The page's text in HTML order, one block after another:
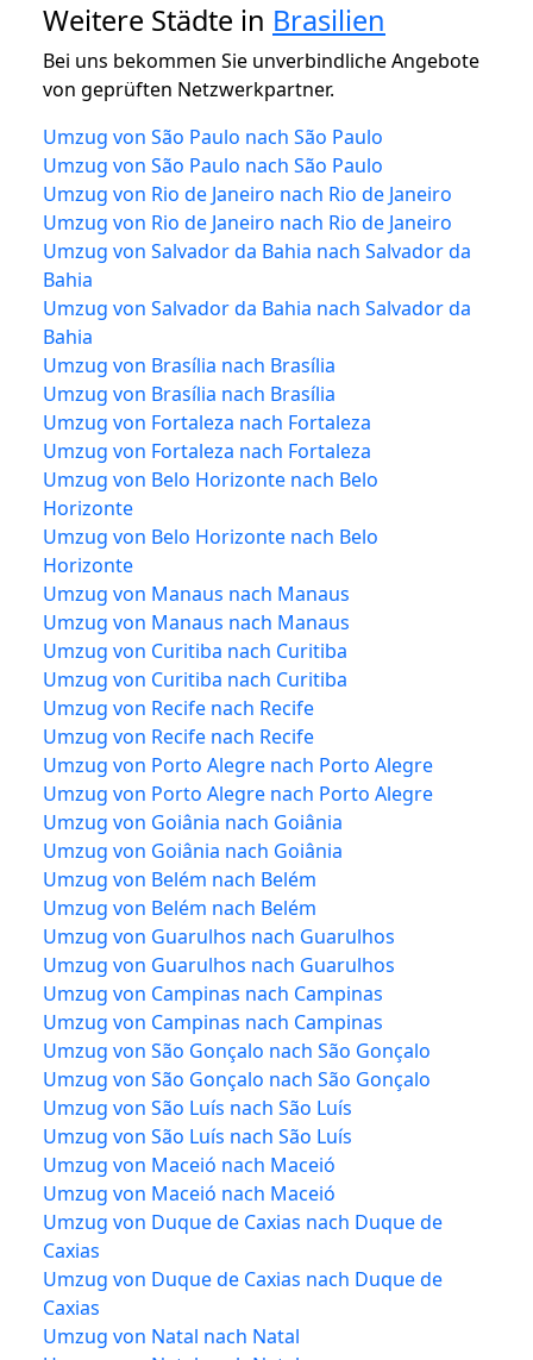
Weitere Städte in Brasilien
Bei uns bekommen Sie unverbindliche Angebote
von geprüften Netzwerkpartner.
Umzug von São Paulo nach São Paulo
Umzug von São Paulo nach São Paulo
Umzug von Rio de Janeiro nach Rio de Janeiro
Umzug von Rio de Janeiro nach Rio de Janeiro
Umzug von Salvador da Bahia nach Salvador da
Bahia
Umzug von Salvador da Bahia nach Salvador da
Bahia
Umzug von Brasília nach Brasília
Umzug von Brasília nach Brasília
Umzug von Fortaleza nach Fortaleza
Umzug von Fortaleza nach Fortaleza
Umzug von Belo Horizonte nach Belo
Horizonte
Umzug von Belo Horizonte nach Belo
Horizonte
Umzug von Manaus nach Manaus
Umzug von Manaus nach Manaus
Umzug von Curitiba nach Curitiba
Umzug von Curitiba nach Curitiba
Umzug von Recife nach Recife
Umzug von Recife nach Recife
Umzug von Porto Alegre nach Porto Alegre
Umzug von Porto Alegre nach Porto Alegre
Umzug von Goiânia nach Goiânia
Umzug von Goiânia nach Goiânia
Umzug von Belém nach Belém
Umzug von Belém nach Belém
Umzug von Guarulhos nach Guarulhos
Umzug von Guarulhos nach Guarulhos
Umzug von Campinas nach Campinas
Umzug von Campinas nach Campinas
Umzug von São Gonçalo nach São Gonçalo
Umzug von São Gonçalo nach São Gonçalo
Umzug von São Luís nach São Luís
Umzug von São Luís nach São Luís
Umzug von Maceió nach Maceió
Umzug von Maceió nach Maceió
Umzug von Duque de Caxias nach Duque de
Caxias
Umzug von Duque de Caxias nach Duque de
Caxias
Umzug von Natal nach Natal